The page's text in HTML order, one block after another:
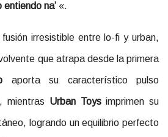
entiendo na’ «.
irresistible entre lo-fi y urban,
que atrapa desde la primera
aporta su característico pulso
mientras Urban Toysimprimen su
logrando un equilibrio perfecto